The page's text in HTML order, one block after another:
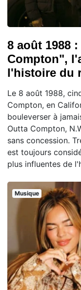
8 août 1988
Compton",
l'histoire du
Le 8 août 1988,
Compton, en
bouleverser à
Outta Compton,
sans concession.
est toujours
plus influentes de
Musique